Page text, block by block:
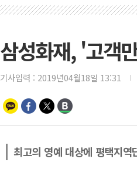
삼성화재, '고객
기사입력 : 2019년04월18일 13:31
최고의 영예 대상에 평택지